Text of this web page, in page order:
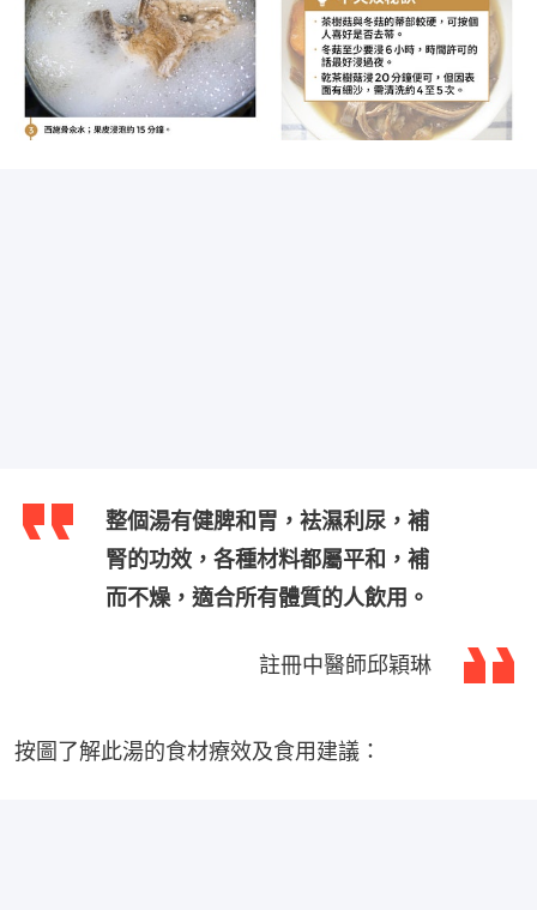
整個湯有健脾和胃，袪濕利尿，補
腎的功效，各種材料都屬平和，補
而不燥，適合所有體質的人飲用。
註冊中醫師邱穎琳
按圖了解此湯的食材療效及食用建議：